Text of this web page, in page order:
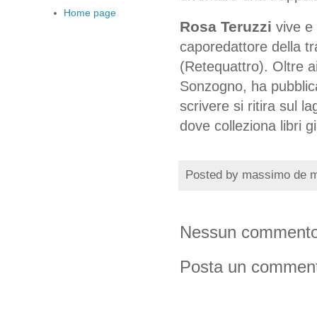
Rosa Teruzzi vive e
caporedattore della
(Retequattro). Oltre
Sonzogno, ha
scrivere si ritira sul
dove colleziona libri
Posted by massimo de
Nessun
Posta un
Home page